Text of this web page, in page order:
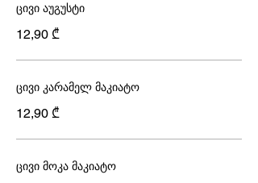
ცივი აუგუსტი
12,90 ₾
ცივი კარამელ მაკიატო
12,90 ₾
ცივი მოკა მაკიატო